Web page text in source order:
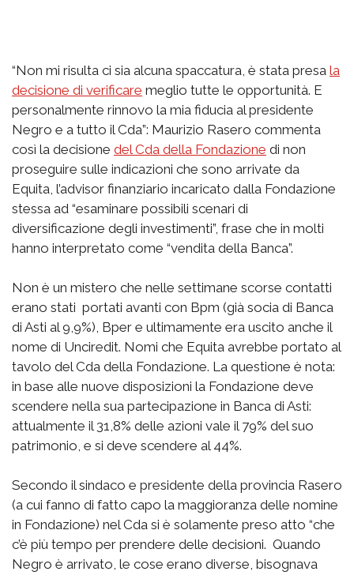
“Non mi risulta ci sia alcuna spaccatura, è stata presa la
decisione di verificare meglio tutte le opportunità. E
personalmente rinnovo la mia fiducia al presidente
Negro e a tutto il Cda”: Maurizio Rasero commenta
così la decisione del Cda della Fondazione di non
proseguire sulle indicazioni che sono arrivate da
Equita, l’advisor finanziario incaricato dalla Fondazione
stessa ad “esaminare possibili scenari di
diversificazione degli investimenti”, frase che in molti
hanno interpretato come “vendita della Banca”.
Non è un mistero che nelle settimane scorse contatti
erano stati portati avanti con Bpm (già socia di Banca
di Asti al 9,9%), Bper e ultimamente era uscito anche il
nome di Unciredit. Nomi che Equita avrebbe portato al
tavolo del Cda della Fondazione. La questione è nota:
in base alle nuove disposizioni la Fondazione deve
scendere nella sua partecipazione in Banca di Asti:
attualmente il 31,8% delle azioni vale il 79% del suo
patrimonio, e si deve scendere al 44%.
Secondo il sindaco e presidente della provincia Rasero
(a cui fanno di fatto capo la maggioranza delle nomine
in Fondazione) nel Cda si è solamente preso atto “che
c’è più tempo per prendere delle decisioni. Quando
Negro è arrivato, le cose erano diverse, bisognava